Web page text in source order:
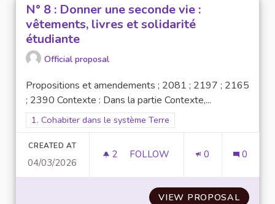
N° 8 : Donner une seconde vie :
vêtements, livres et solidarité
étudiante
Official proposal
Propositions et amendements ; 2081 ; 2197 ; 2165
; 2390 Contexte : Dans la partie Contexte,...
Filter results for scope: 1. Cohabiter dans le système Terre
1. Cohabiter dans le système Terre
CREATED AT
04/03/2026
2 2 FOLLOWERS
FOLLOW 0 0
VIEW PROPOSALN° 8 :